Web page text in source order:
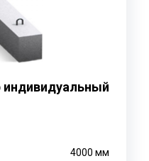
индивидуальный
4000 мм